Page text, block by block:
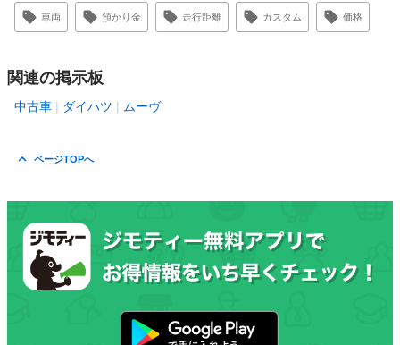
車両 預かり金 走行距離 カスタム 価格
関連の掲示板
中古車 ダイハツ ムーヴ
ページTOPへ